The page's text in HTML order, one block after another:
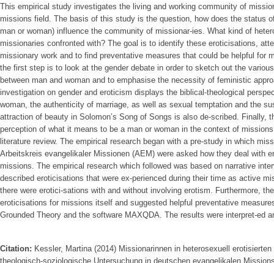
This empirical study investigates the living and working community of
missions field. The basis of this study is the question, how does the status
man or woman) influence the community of missionar-ies. What kind of
missionaries confronted with? The goal is to identify these eroticisations,
missionary work and to find preventative measures that could be helpful for
the first step is to look at the gender debate in order to sketch out the
between man and woman and to emphasise the necessity of feministic
investigation on gender and eroticism displays the biblical-theological
woman, the authenticity of marriage, as well as sexual temptation and the
attraction of beauty in Solomon’s Song of Songs is also de-scribed. Finally,
perception of what it means to be a man or woman in the context of
literature review. The empirical research began with a pre-study in which
Arbeitskreis evangelikaler Missionen (AEM) were asked how they deal with
missions. The empirical research which followed was based on narrative
described eroticisations that were ex-perienced during their time as active
there were erotici-sations with and without involving erotism. Furthermore,
eroticisations for missions itself and suggested helpful preventative
Grounded Theory and the software MAXQDA. The results were interpret-ed
Citation: Kessler, Martina (2014) Missionarinnen in heterosexuell
theologisch-soziologische Untersuchung in deutschen evangelikalen